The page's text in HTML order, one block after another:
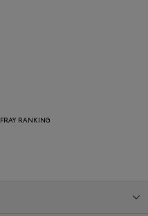
FRAY RANKING